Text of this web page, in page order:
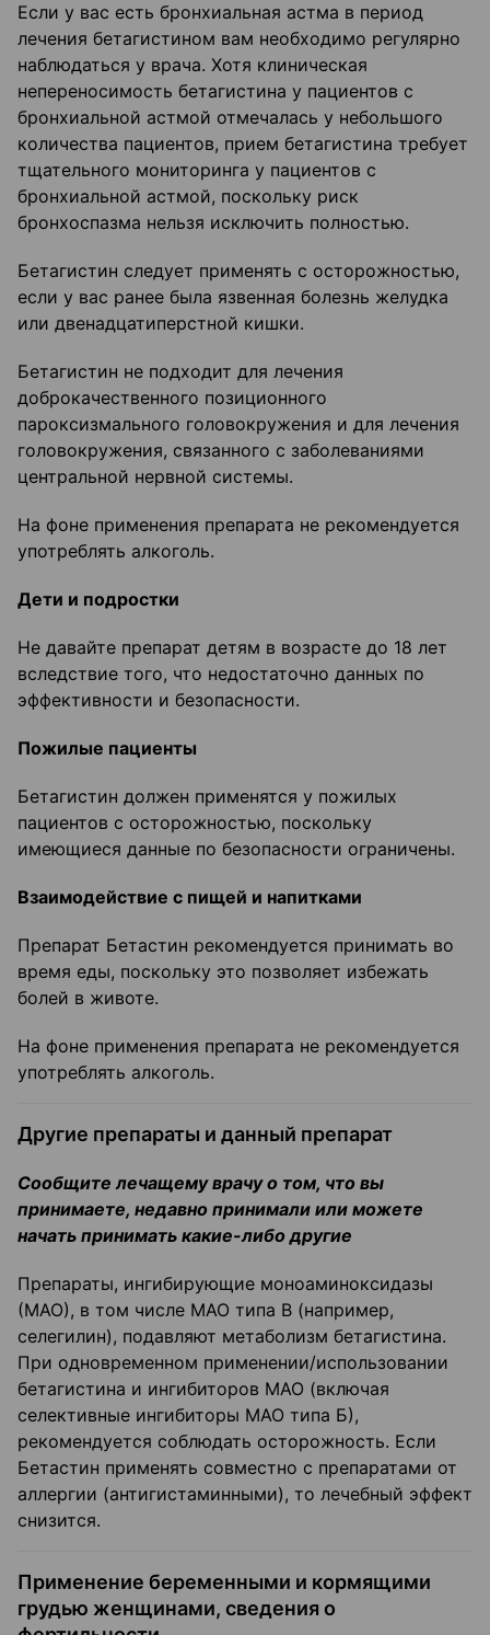
Если у вас есть бронхиальная астма в период
лечения бетагистином вам необходимо регулярно
наблюдаться у врача. Хотя клиническая
непереносимость бетагистина у пациентов с
бронхиальной астмой отмечалась у небольшого
количества пациентов, прием бетагистина требует
тщательного мониторинга у пациентов с
бронхиальной астмой, поскольку риск
бронхоспазма нельзя исключить полностью.
Бетагистин следует применять с осторожностью,
если у вас ранее была язвенная болезнь желудка
или двенадцатиперстной кишки.
Бетагистин не подходит для лечения
доброкачественного позиционного
пароксизмального головокружения и для лечения
головокружения, связанного с заболеваниями
центральной нервной системы.
На фоне применения препарата не рекомендуется
употреблять алкоголь.
Дети и подростки
Не давайте препарат детям в возрасте до 18 лет
вследствие того, что недостаточно данных по
эффективности и безопасности.
Пожилые пациенты
Бетагистин должен применятся у пожилых
пациентов с осторожностью, поскольку
имеющиеся данные по безопасности ограничены.
Взаимодействие с пищей и напитками
Препарат Бетастин рекомендуется принимать во
время еды, поскольку это позволяет избежать
болей в животе.
На фоне применения препарата не рекомендуется
употреблять алкоголь.
Другие препараты и данный препарат
Сообщите лечащему врачу о том, что вы
принимаете, недавно принимали или можете
начать принимать какие-либо другие
Препараты, ингибирующие моноаминоксидазы
(МАО), в том числе МАО типа В (например,
селегилин), подавляют метаболизм бетагистина.
При одновременном применении/использовании
бетагистина и ингибиторов МАО (включая
селективные ингибиторы МАО типа Б),
рекомендуется соблюдать осторожность. Если
Бетастин применять совместно с препаратами от
аллергии (антигистаминными), то лечебный эффект
снизится.
Применение беременными и кормящими
грудью женщинами, сведения о